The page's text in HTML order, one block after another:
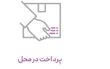
پرداخت در محل